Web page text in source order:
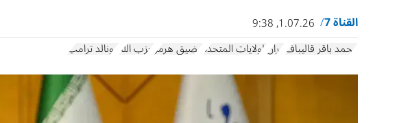
القناة 7
1.07.26, 9:38
محمد باقر قاليباف إيرانالولايات المتحدة مضيق هرمزحزب الله دونالد ترامب